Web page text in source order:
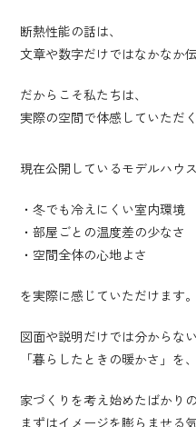
断熱性能の話は、
文章や数字だけではなかなか
だからこそ私たちは、
実際の空間で体感していただ
現在公開しているモデルハウス
・冬でも冷えにくい室内環境
・部屋ごとの温度差の少なさ
・空間全体の心地よさ
を実際に感じていただけます。
図面や説明だけでは分からない
「暮らしたときの暖かさ」を
家づくりを考え始めたばかりの
まずはイメージを膨らませる